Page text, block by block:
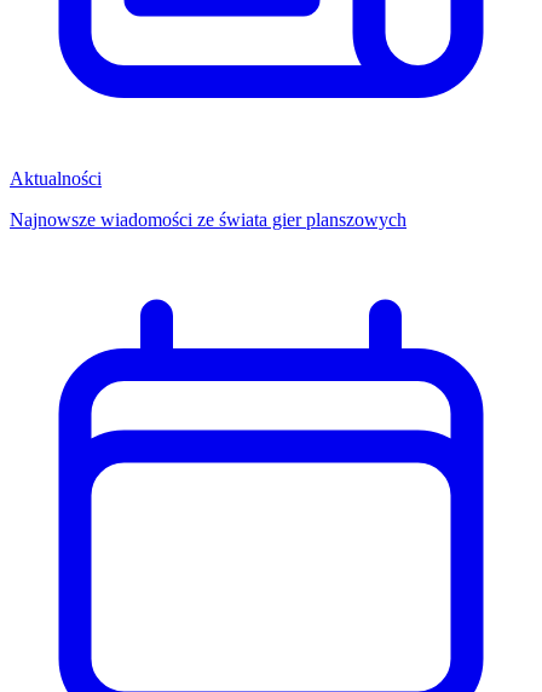
Aktualności
Najnowsze wiadomości ze świata gier planszowych